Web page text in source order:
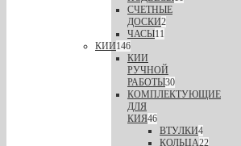
СЧЕТНЫЕ
ДОСКИ2
ЧАСЫ11
КИИ146
КИИ
РУЧНОЙ
РАБОТЫ30
КОМПЛЕКТУЮЩИЕ
ДЛЯ
КИЯ46
ВТУЛКИ4
КОЛЬЦА22